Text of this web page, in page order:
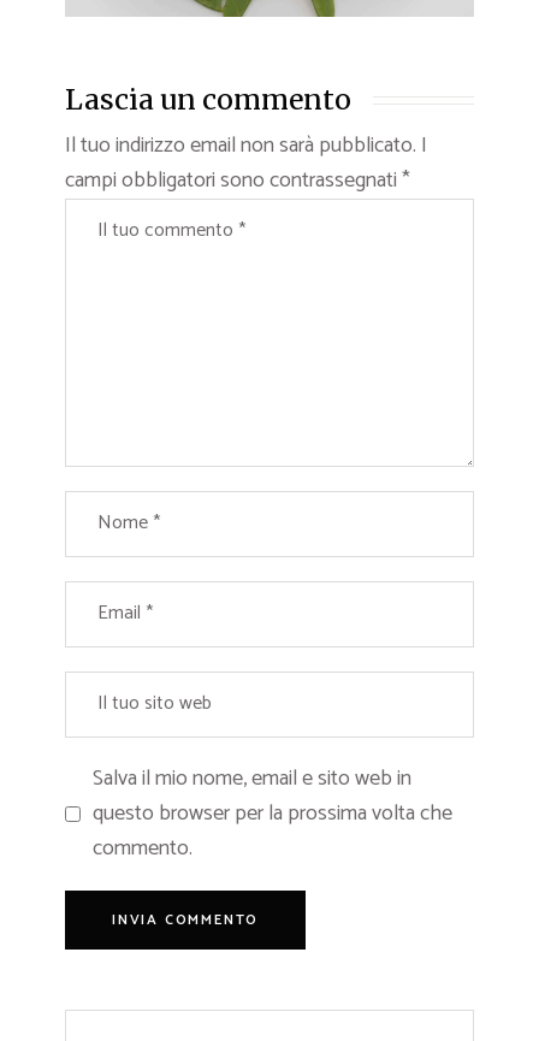
Lascia un commento
Il tuo indirizzo email non sarà pubblicato. I
campi obbligatori sono contrassegnati*
Salva il mio nome, email e sito web in
questo browser per la prossima volta che
commento.